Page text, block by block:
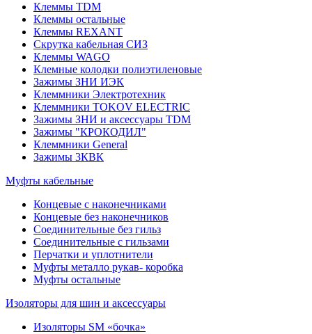
Клеммы TDM
Клеммы остальные
Клеммы REXANT
Скрутка кабельная СИЗ
Клеммы WAGO
Клемные колодки полиэтиленовые
Зажимы ЗНИ ИЭК
Клеммники Электротехник
Клеммники TOKOV ELECTRIC
Зажимы ЗНИ и аксессуары TDM
Зажимы "КРОКОДИЛ"
Клеммники General
Зажимы 3КВК
Муфты кабельные
Концевые с наконечниками
Концевые без наконечников
Соединительные без гильз
Соединительные с гильзами
Перчатки и уплотнители
Муфты металло рукав- коробка
Муфты остальные
Изоляторы для шин и аксессуары
Изоляторы SM «бочка»